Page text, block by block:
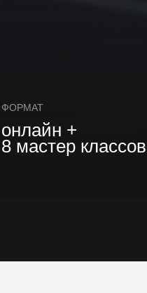
онлайн +
8 мастер классов
ФОРМАТ